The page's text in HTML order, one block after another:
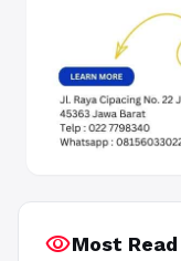
visibilityMost Read